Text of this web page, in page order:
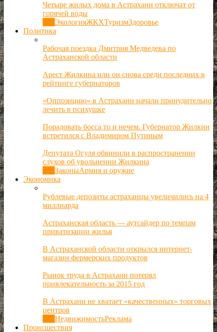
Четыре жилых дома в Астрахани отключат от
горячей воды
ЭкологияЖКХТуризмЗдоровье
Политика
Рабочая поездка Дмитрия Медведева по
Астраханской области
Арест Жилкина или он снова среди последних в
рейтинге губернаторов
«Оппозицию» в Астрахани начали принудительно
лечить в психушке
Порадовать босса то и нечем. Губернатор Жилкин
встретился с Владимиром Путиным
Депутата Огуля обвинили в распространении
слухов об увольнении Жилкина
ЗаконыАрмия и оружие
Экономика
Рублевые депозиты астраханцы увеличились на 4
миллиарда
Астраханская область — аутсайдер по темпам
приватизации жилья
В Астраханской области открылся интернет-
магазин фермерских продуктов
Рынок труда в Астрахани потерял
привлекательность за 2015 год
В Астрахани не хватает «качественных» торговых
центров
НедвижимостьРеклама
Происшествия